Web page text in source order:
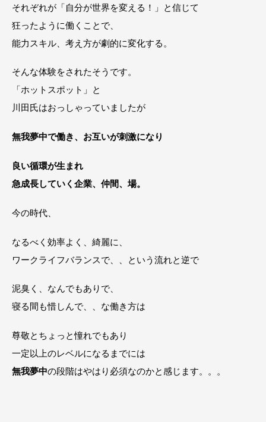
それぞれが「自分が世界を変える！」と信じて
狂ったように働くことで、
能力スキル、考え方が劇的に変化する。
そんな体験をされたそうです。
「ホットスポット」と
川田氏はおっしゃっていましたが
無我夢中で働き、お互いが刺激になり
良い循環が生まれ
急成長していく企業、仲間、場。
今の時代、
なるべく効率よく、綺麗に、
ワークライフバランスで、、という流れと逆で
泥臭く、なんでもありで、
寝る間も惜しんで、、な働き方は
尊敬とちょっと憧れでもあり
一定以上のレベルになるまでには
無我夢中の段階はやはり必須なのかと感じます。。。